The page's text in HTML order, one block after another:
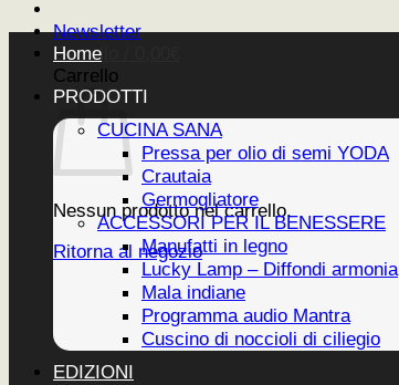
Newsletter
Carrello /
Carrello
Nessun prodotto nel carrello.
Ritorna al negozio
Home
PRODOTTI
CUCINA SANA
Pressa per olio di semi YODA
Crautaia
Germogliatore
ACCESSORI PER IL BENESSERE
Manufatti in legno
Lucky Lamp – Diffondi armonia
Mala indiane
Programma audio Mantra
Cuscino di noccioli di ciliegio
EDIZIONI